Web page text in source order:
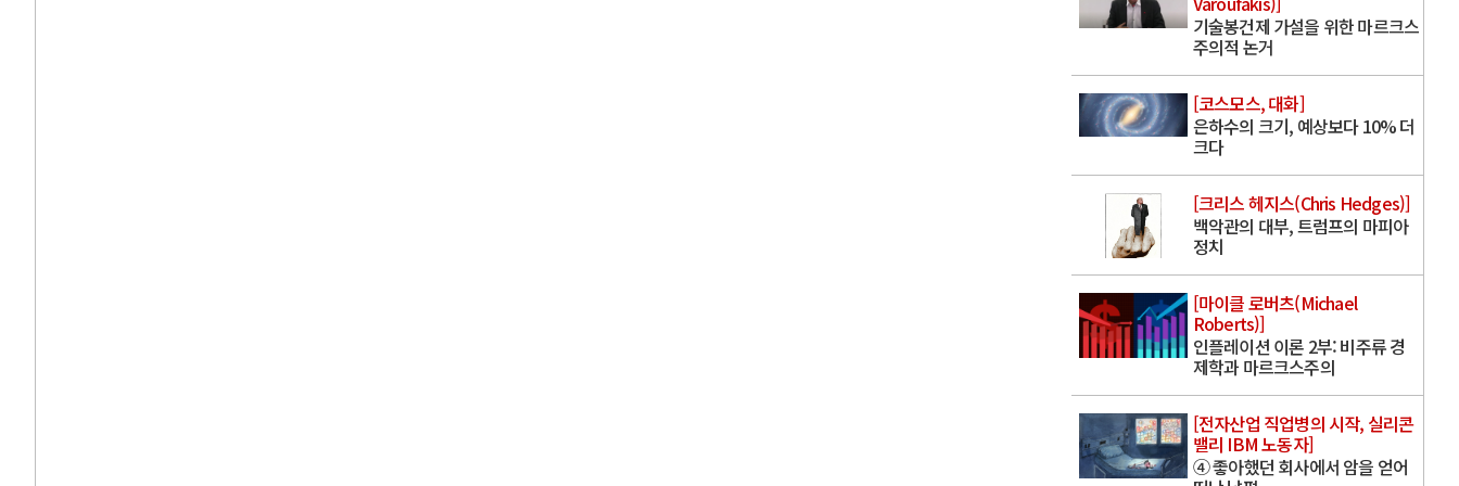
기술봉건제 가설을 위한 마르크스
주의적 논거
[코스모스, 대화]
은하수의 크기, 예상보다 10% 더
크다
[크리스 헤지스(Chris Hedges)]
백악관의 대부, 트럼프의 마피아
정치
[마이클 로버츠(Michael
Roberts)]
인플레이션 이론 2부: 비주류 경
제학과 마르크스주의
[전자산업 직업병의 시작, 실리콘
밸리 IBM 노동자]
④ 좋아했던 회사에서 암을 얻어